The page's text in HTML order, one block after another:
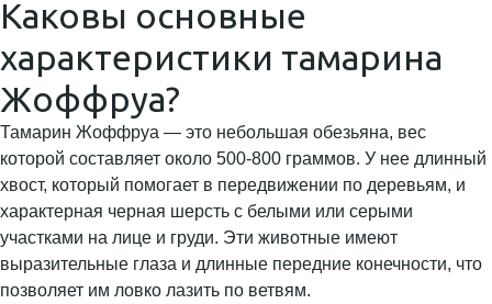
Каковы основные
характеристики тамарина
Жоффруа?
Тамарин Жоффруа — это небольшая обезьяна, вес
которой составляет около 500-800 граммов. У нее длинный
хвост, который помогает в передвижении по деревьям, и
характерная черная шерсть с белыми или серыми
участками на лице и груди. Эти животные имеют
выразительные глаза и длинные передние конечности, что
позволяет им ловко лазить по ветвям.